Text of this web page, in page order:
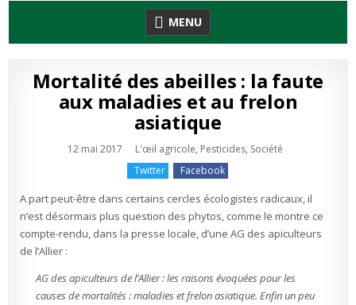
MENU
Mortalité des abeilles : la faute
aux maladies et au frelon
asiatique
12 mai 2017 Publié
L'œil agricole, Pesticides, Société
Twitter
Facebook
A part peut-être dans certains cercles écologistes radicaux, il
n’est désormais plus question des phytos, comme le montre ce
compte-rendu, dans la presse locale, d’une AG des apiculteurs
de l’Allier :
AG des apiculteurs de l’Allier : les raisons évoquées pour les
causes de mortalités : maladies et frelon asiatique. Enfin un peu